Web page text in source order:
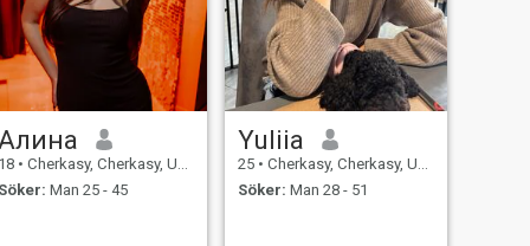
du berättar varandra om
den senaste dagen, byt
intryck... och avsluta dagen
med varma kramar, kärlek,
passion...
Алина
18 • Cherkasy, Cherkasy, Ukraina
Söker: Man 25 - 45
Yuliia
25 • Cherkasy, Cherkasy, Ukraina
Söker: Man 28 - 51